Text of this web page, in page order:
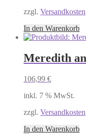
zzgl. Versandkosten
In den Warenkorb
Meredith
106,99 €
inkl. 7 % MwSt.
zzgl. Versandkosten
In den Warenkorb